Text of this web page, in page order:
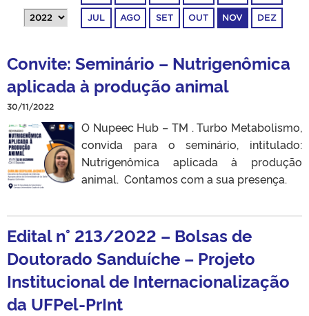
JUL AGO SET OUT NOV DEZ
Convite: Seminário – Nutrigenômica
aplicada à produção animal
30/11/2022
O Nupeec Hub – TM . Turbo Metabolismo,
convida para o seminário, intitulado:
Nutrigenômica aplicada à produção
animal. Contamos com a sua presença.
Edital n° 213/2022 – Bolsas de
Doutorado Sanduíche – Projeto
Institucional de Internacionalização
da UFPel-PrInt